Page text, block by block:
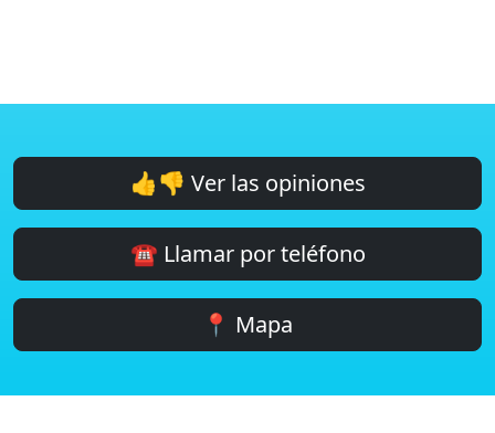
👍👎 Ver las opiniones
☎️ Llamar por teléfono
📍 Mapa